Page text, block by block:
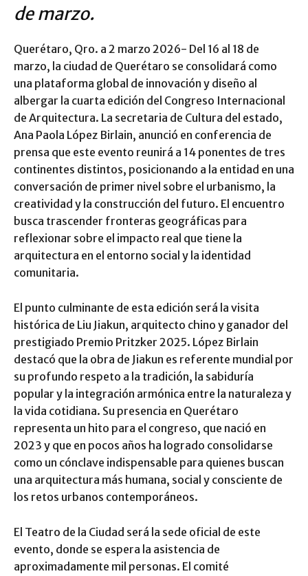
de marzo.
Querétaro, Qro. a 2 marzo 2026- Del 16 al 18 de
marzo, la ciudad de Querétaro se consolidará como
una plataforma global de innovación y diseño al
albergar la cuarta edición del Congreso Internacional
de Arquitectura. La secretaria de Cultura del estado,
Ana Paola López Birlain, anunció en conferencia de
prensa que este evento reunirá a 14 ponentes de tres
continentes distintos, posicionando a la entidad en una
conversación de primer nivel sobre el urbanismo, la
creatividad y la construcción del futuro. El encuentro
busca trascender fronteras geográficas para
reflexionar sobre el impacto real que tiene la
arquitectura en el entorno social y la identidad
comunitaria.
El punto culminante de esta edición será la visita
histórica de Liu Jiakun, arquitecto chino y ganador del
prestigiado Premio Pritzker 2025. López Birlain
destacó que la obra de Jiakun es referente mundial por
su profundo respeto a la tradición, la sabiduría
popular y la integración armónica entre la naturaleza y
la vida cotidiana. Su presencia en Querétaro
representa un hito para el congreso, que nació en
2023 y que en pocos años ha logrado consolidarse
como un cónclave indispensable para quienes buscan
una arquitectura más humana, social y consciente de
los retos urbanos contemporáneos.
El Teatro de la Ciudad será la sede oficial de este
evento, donde se espera la asistencia de
aproximadamente mil personas. El comité